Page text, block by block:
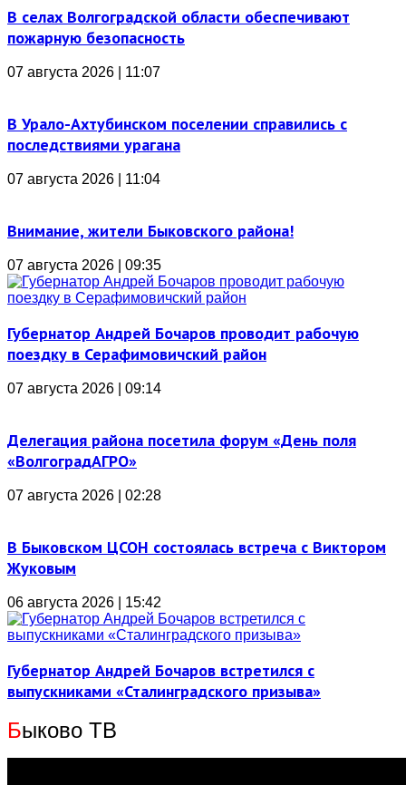
В селах Волгоградской области обеспечивают
пожарную безопасность
07 августа 2026 | 11:07
В Урало-Ахтубинском поселении справились с
последствиями урагана
07 августа 2026 | 11:04
Внимание, жители Быковского района!
07 августа 2026 | 09:35
Губернатор Андрей Бочаров проводит рабочую
поездку в Серафимовичский район
07 августа 2026 | 09:14
Делегация района посетила форум «День поля
«ВолгоградАГРО»
07 августа 2026 | 02:28
В Быковском ЦСОН состоялась встреча с Виктором
Жуковым
06 августа 2026 | 15:42
Губернатор Андрей Бочаров встретился с
выпускниками «Сталинградского призыва»
Быково ТВ